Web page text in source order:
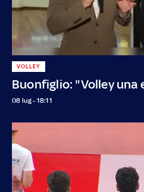
Buonfiglio: "Volley una
VOLLEY
08 lug - 18:11